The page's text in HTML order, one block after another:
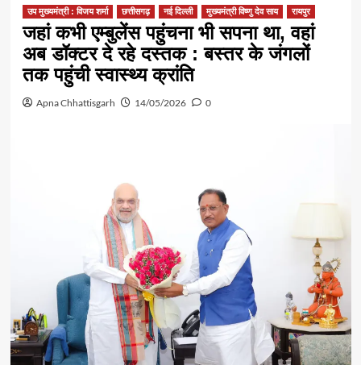
उप मुख्यमंत्री : विजय शर्मा छत्तीसगढ़ नई दिल्ली मुख्यमंत्री विष्णु देव साय रायपुर
जहां कभी एम्बुलेंस पहुंचना भी सपना था, वहां
अब डॉक्टर दे रहे दस्तक : बस्तर के जंगलों
तक पहुंची स्वास्थ्य क्रांति
Apna Chhattisgarh 14/05/2026 0